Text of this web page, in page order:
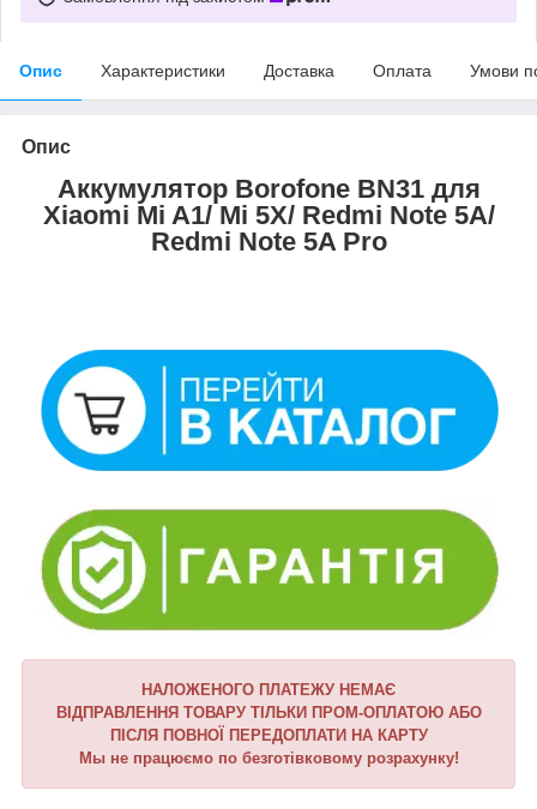
Опис Характеристики Доставка Оплата Умови
Опис
Аккумулятор Borofone BN31 для
Xiaomi Mi A1/ Mi 5X/ Redmi Note 5A/
Redmi Note 5A Pro
НАЛОЖЕНОГО ПЛАТЕЖУ НЕМАЄ
ВІДПРАВЛЕННЯ ТОВАРУ ТІЛЬКИ ПРОМ-ОПЛАТОЮ АБО
ПІСЛЯ ПОВНОЇ ПЕРЕДОПЛАТИ НА КАРТУ
Мы не працюємо по безготівковому розрахунку!